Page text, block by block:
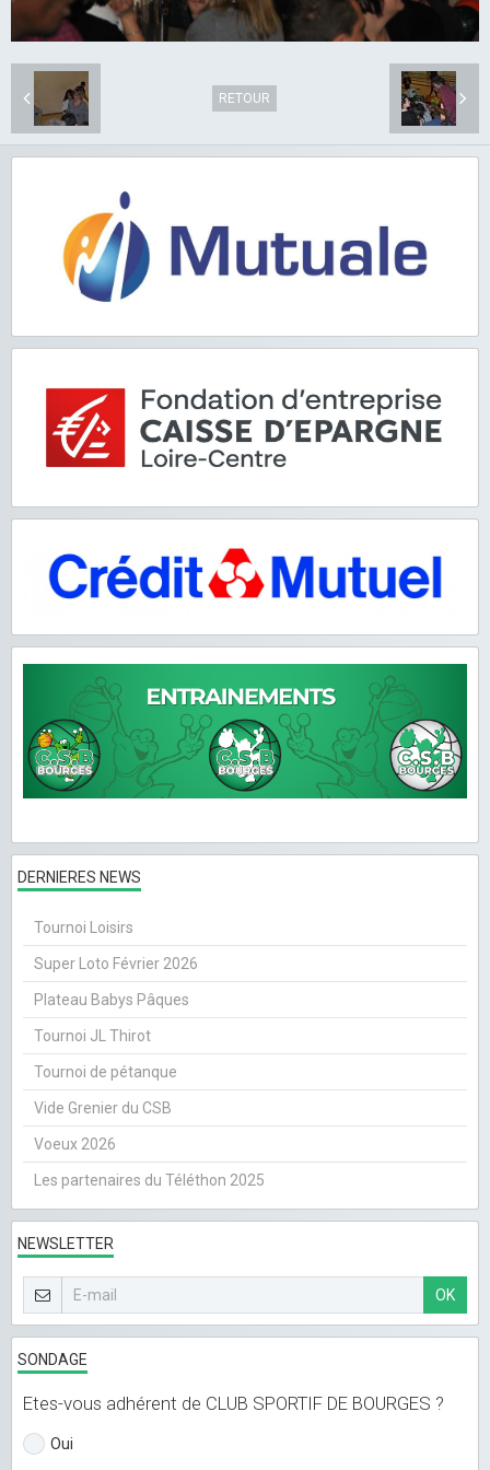
RETOUR
DERNIERES NEWS
Tournoi Loisirs
Super Loto Février 2026
Plateau Babys Pâques
Tournoi JL Thirot
Tournoi de pétanque
Vide Grenier du CSB
Voeux 2026
Les partenaires du Téléthon 2025
NEWSLETTER
OK
SONDAGE
Etes-vous adhérent de CLUB SPORTIF DE BOURGES ?
Oui